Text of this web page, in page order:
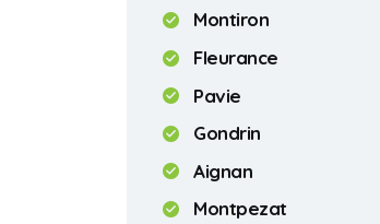
Montiron
Fleurance
Pavie
Gondrin
Aignan
Montpezat